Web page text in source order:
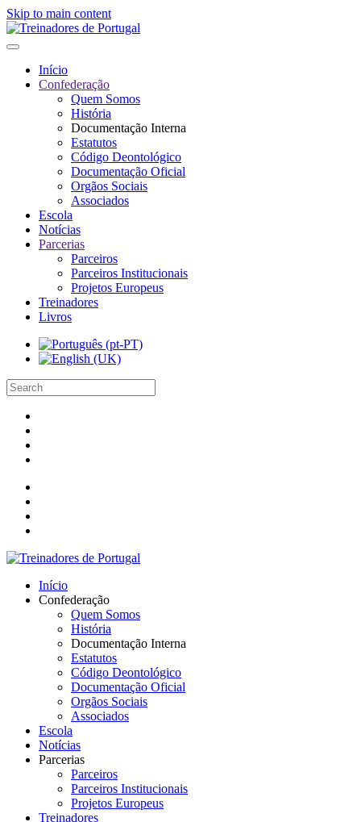
Skip to main content
Início
Confederação
Quem Somos
História
Documentação Interna
Estatutos
Código Deontológico
Documentação Oficial
Orgãos Sociais
Associados
Escola
Notícias
Parcerias
Parceiros
Parceiros Institucionais
Projetos Europeus
Treinadores
Livros
Início
Confederação
Quem Somos
História
Documentação Interna
Estatutos
Código Deontológico
Documentação Oficial
Orgãos Sociais
Associados
Escola
Notícias
Parcerias
Parceiros
Parceiros Institucionais
Projetos Europeus
Treinadores